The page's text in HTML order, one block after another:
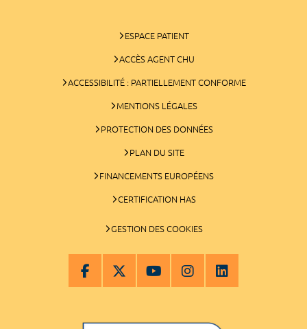
ESPACE PATIENT
ACCÈS AGENT CHU
ACCESSIBILITÉ : PARTIELLEMENT CONFORME
MENTIONS LÉGALES
PROTECTION DES DONNÉES
PLAN DU SITE
FINANCEMENTS EUROPÉENS
CERTIFICATION HAS
GESTION DES COOKIES